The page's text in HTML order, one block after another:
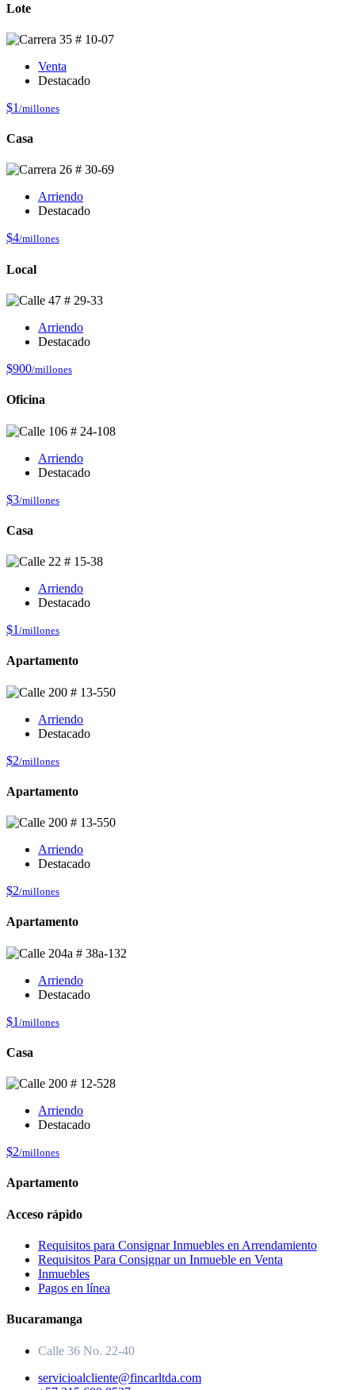
Lote
Venta
Destacado
$1 /millones
Casa
Arriendo
Destacado
$4/millones
Local
Arriendo
Destacado
$900/millones
Oficina
Arriendo
Destacado
$3/millones
Casa
Arriendo
Destacado
$1 /millones
Apartamento
Arriendo
Destacado
$2/millones
Apartamento
Arriendo
Destacado
$2/millones
Apartamento
Arriendo
Destacado
$1 /millones
Casa
Arriendo
Destacado
$2/millones
Apartamento
Acceso rápido
Requisitos para Consignar Inmuebles en Arrendamiento
Requisitos Para Consignar un Inmueble en Venta
Inmuebles
Pagos en línea
Bucaramanga
Calle 36 No. 22-40
servicioalcliente@fincarltda.com